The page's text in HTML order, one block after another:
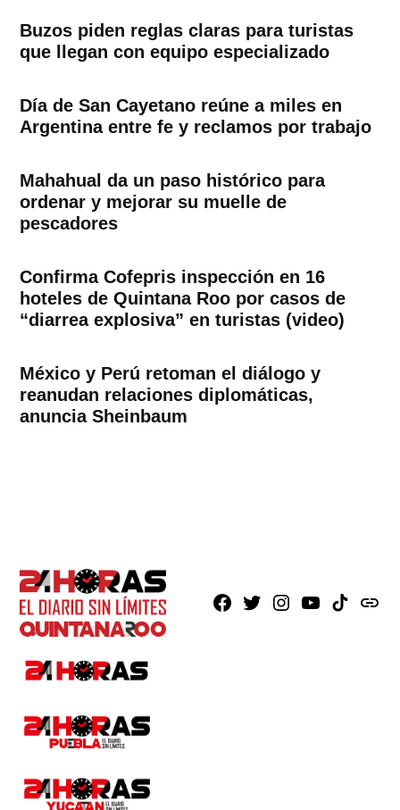
Buzos piden reglas claras para turistas
que llegan con equipo especializado
Día de San Cayetano reúne a miles en
Argentina entre fe y reclamos por trabajo
Mahahual da un paso histórico para
ordenar y mejorar su muelle de
pescadores
Confirma Cofepris inspección en 16
hoteles de Quintana Roo por casos de
“diarrea explosiva” en turistas (video)
México y Perú retoman el diálogo y
reanudan relaciones diplomáticas,
anuncia Sheinbaum
Facebook
X Instagram
YoutubeTikTokissuu